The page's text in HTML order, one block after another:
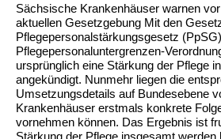
Sächsische Krankenhäuser warnen
aktuellen Gesetzgebung Mit den
Pflegepersonalstärkungsgesetz
Pflegepersonaluntergrenzen-
ursprünglich eine Stärkung der Pflege
angekündigt. Nunmehr liegen die
Umsetzungsdetails auf Bundesebene
Krankenhäuser erstmals konkrete
vornehmen können. Das Ergebnis ist
Stärkung der Pflege insgesamt werden